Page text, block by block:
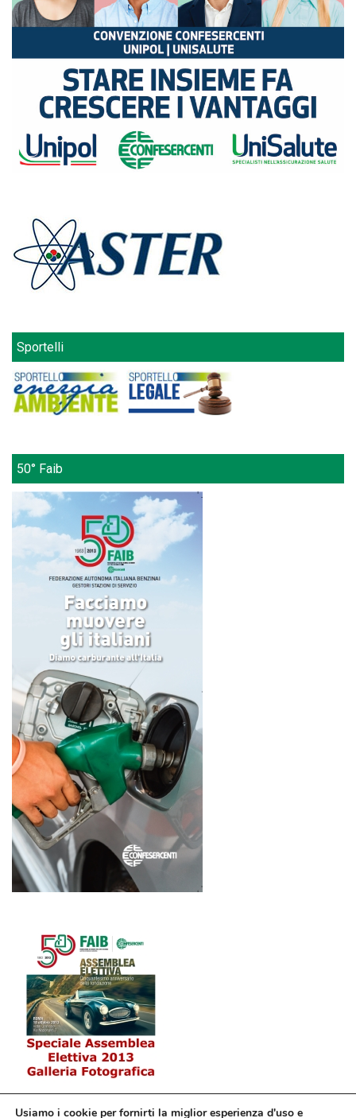
Sportelli
50° Faib
Usiamo i cookie per fornirti la miglior esperienza d'uso e